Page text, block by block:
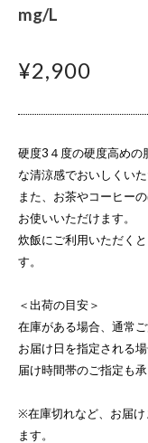
mg/L
¥2,900
硬度3４度の硬度高めの
な清涼感でおいしくいた
また、お茶やコーヒー
お使いいただけます。
炊飯にご利用いただく
す。
＜出荷の目安＞
在庫がある場合、通常
お届け日を指定される
届け時間帯のご指定も承
※在庫切れなど、お届け
ます。